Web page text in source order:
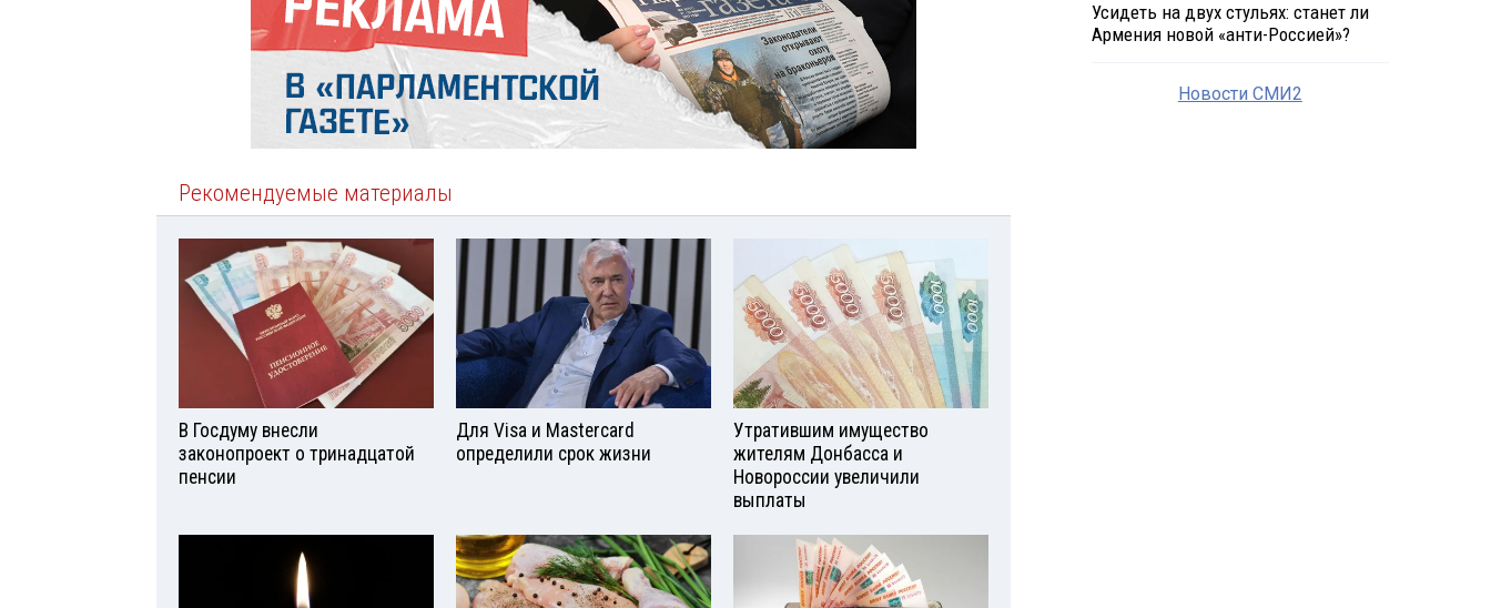
Рекомендуемые материалы
В Госдуму внесли
законопроект о тринадцатой
пенсии
Для Visа и Mastercard
определили срок жизни
Утратившим имущество
жителям Донбасса и
Новороссии увеличили
выплаты
Усидеть на двух стульях: станет ли
Армения новой «анти-Россией»?
Новости СМИ2